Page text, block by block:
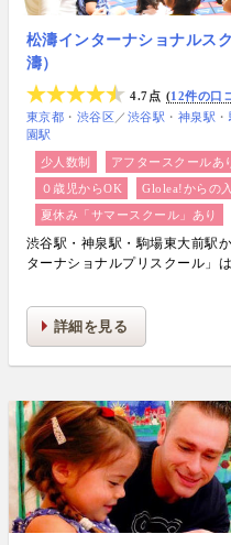
松濤インターナショナルス
濤）
4.7点
12件の口
東京都
渋谷区 ／ 渋谷駅 神泉駅
園駅
少人数制 アフタースクールあ
０歳児からOK
Glolea!からの
夏休み「サマースクール」あり
渋谷駅・神泉駅・駒場東大前駅
ターナショナルプリスクール」
詳細を見る